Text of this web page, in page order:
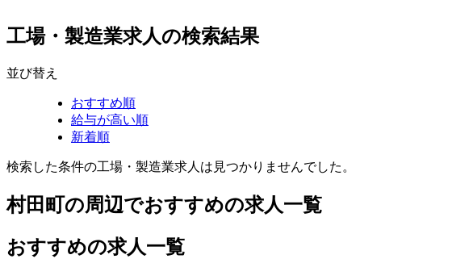
工場・製造業求人の検索結果
並び替え
おすすめ順
給与が高い順
新着順
検索した条件の工場・製造業求人は見つかりませんでした。
村田町の周辺でおすすめの求人一覧
おすすめの求人一覧